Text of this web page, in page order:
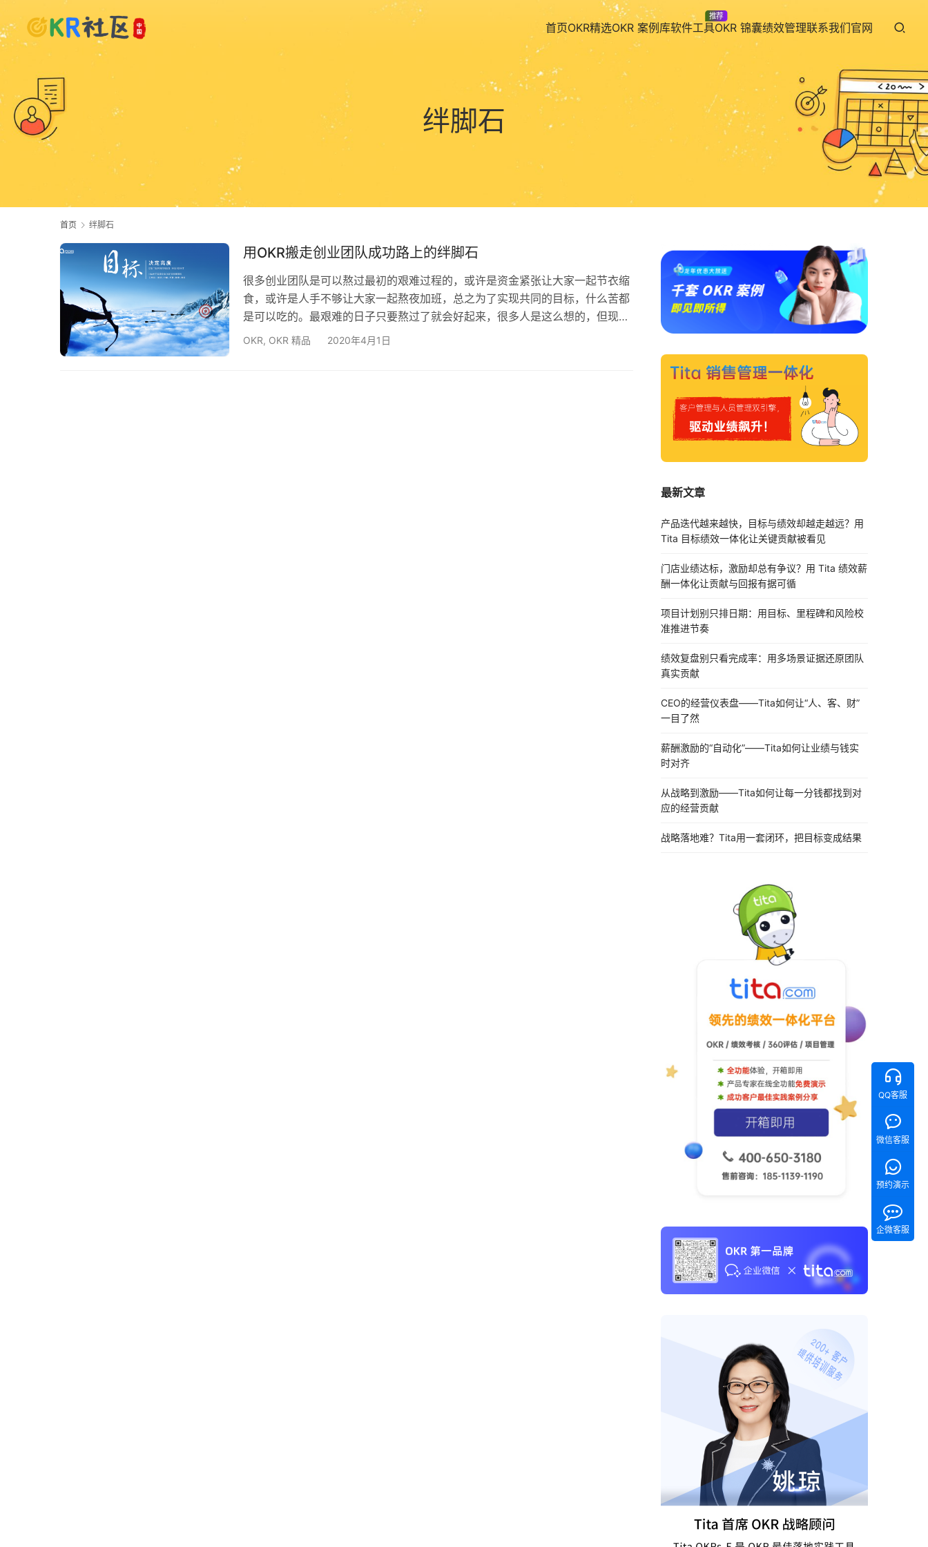
首页OKR精选OKR 案例库软件工具
推荐
OKR 锦囊绩效管理联系我们官网
绊脚石
首页 绊脚石
用OKR搬走创业团队成功路上的绊脚石
很多创业团队是可以熬过最初的艰难过程的，或许是资金紧张让大家一起节衣缩
食，或许是人手不够让大家一起熬夜加班，总之为了实现共同的目标，什么苦都
是可以吃的。最艰难的日子只要熬过了就会好起来，很多人是这么想的，但现实
总喜欢让人尝到把事情想的过于简单的苦果。明明业务越来越多，明明规模越来
OKR, OKR 精品 2020年4月1日
最新文章
产品迭代越来越快，目标与绩效却越走越远？用
Tita 目标绩效一体化让关键贡献被看见
门店业绩达标，激励却总有争议？用 Tita 绩效薪
酬一体化让贡献与回报有据可循
项目计划别只排日期：用目标、里程碑和风险校
准推进节奏
绩效复盘别只看完成率：用多场景证据还原团队
真实贡献
CEO的经营仪表盘——Tita如何让“人、客、财”
一目了然
薪酬激励的“自动化”——Tita如何让业绩与钱实
时对齐
从战略到激励——Tita如何让每一分钱都找到对
应的经营贡献
战略落地难？Tita用一套闭环，把目标变成结果
QQ客服
微信客服
预约演示
企微客服